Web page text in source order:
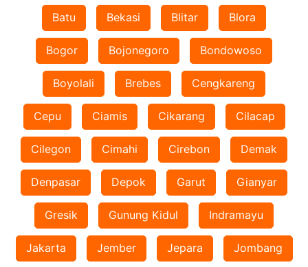
Batu Bekasi Blitar Blora
Bogor Bojonegoro Bondowoso
Boyolali Brebes Cengkareng
Cepu Ciamis Cikarang Cilacap
Cilegon Cimahi Cirebon Demak
Denpasar Depok Garut Gianyar
Gresik Gunung Kidul Indramayu
Jakarta Jember Jepara Jombang